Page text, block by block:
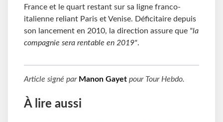
France et le quart restant sur sa ligne franco-
italienne reliant Paris et Venise. Déficitaire depuis
son lancement en 2010, la direction assure que "la
compagnie sera rentable en 2019".
Article signé par Manon Gayet pour Tour Hebdo.
À lire aussi